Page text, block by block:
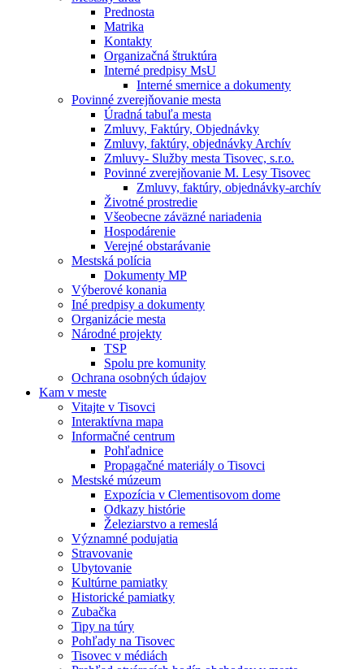
Prednosta
Matrika
Kontakty
Organizačná štruktúra
Interné predpisy MsU
Interné smernice a dokumenty
Povinné zverejňovanie mesta
Úradná tabuľa mesta
Zmluvy, Faktúry, Objednávky
Zmluvy, faktúry, objednávky Archív
Zmluvy- Služby mesta Tisovec, s.r.o.
Povinné zverejňovanie M. Lesy Tisovec
Zmluvy, faktúry, objednávky-archív
Životné prostredie
Všeobecne záväzné nariadenia
Hospodárenie
Verejné obstarávanie
Mestská polícia
Dokumenty MP
Výberové konania
Iné predpisy a dokumenty
Organizácie mesta
Národné projekty
TSP
Spolu pre komunity
Ochrana osobných údajov
Kam v meste
Vitajte v Tisovci
Interaktívna mapa
Informačné centrum
Pohľadnice
Propagačné materiály o Tisovci
Mestské múzeum
Expozícia v Clementisovom dome
Odkazy histórie
Železiarstvo a remeslá
Významné podujatia
Stravovanie
Ubytovanie
Kultúrne pamiatky
Historické pamiatky
Zubačka
Tipy na túry
Pohľady na Tisovec
Tisovec v médiách